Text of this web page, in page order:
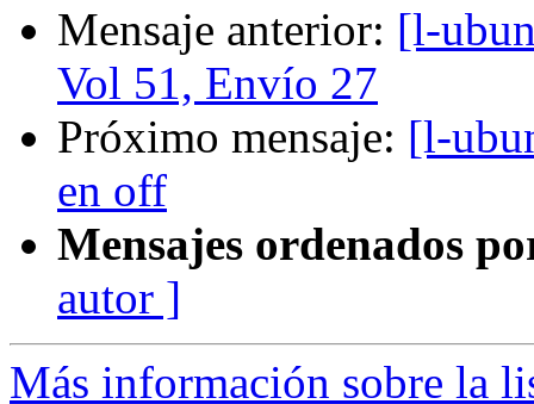
Mensaje anterior: [l-
Vol 51, Envío 27
Próximo mensaje: [l-
en off
Mensajes ordenados
autor ]
Más información sobre la